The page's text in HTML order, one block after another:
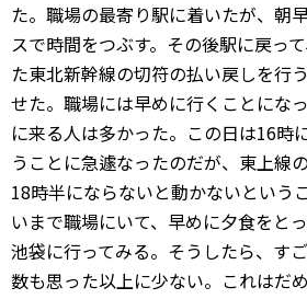
た。職場の最寄り駅に着いたが、朝
スで時間をつぶす。その後駅に戻っ
た東北新幹線の切符の払い戻しを行
せた。職場には早めに行くことにな
に来る人は多かった。この日は16時
うことに急遽なったのだが、東上線
18時半にならないと動かないという
いまで職場にいて、早めに夕食をと
池袋に行ってみる。そうしたら、す
数も思った以上に少ない。これはだ